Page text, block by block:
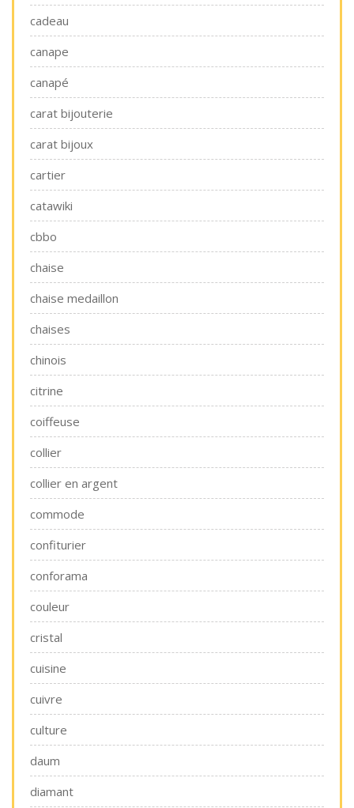
cadeau
canape
canapé
carat bijouterie
carat bijoux
cartier
catawiki
cbbo
chaise
chaise medaillon
chaises
chinois
citrine
coiffeuse
collier
collier en argent
commode
confiturier
conforama
couleur
cristal
cuisine
cuivre
culture
daum
diamant